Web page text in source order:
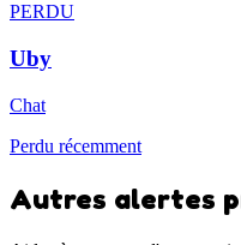
PERDU
Uby
Chat
Perdu récemment
Autres alertes